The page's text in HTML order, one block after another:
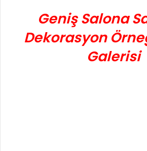
Geniş Salona
Dekorasyon
Galerisi